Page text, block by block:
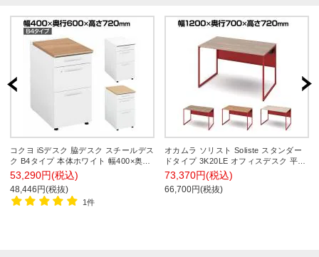
コクヨ iSデスク 脇デスク スチールデス
ク B4タイプ 本体ホワイト 幅400×奥行
600×高さ720mm SD-ISN46ECBS 脇机
サイドデスク サイドキャビネット
53,290円(税込)
48,446円(税抜)
1件
オカムラ ソリスト Soliste スタンダー
ドタイプ 3K20LE オフィスデスク 平机
幅1200×奥行700×高さ720mm 幕板付き
配線ダクト付き メラミン天板 フレーム
脚(オレンジレッド) 天板(ティンバーウ
73,370円(税込)
66,700円(税抜)